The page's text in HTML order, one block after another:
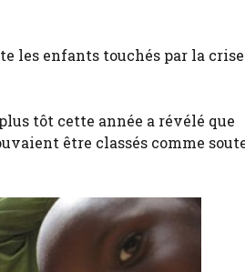
les enfants touchés par la crise
tôt cette année a révélé que
être classés comme